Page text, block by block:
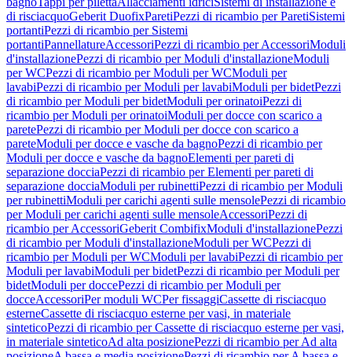
di risciacquoGeberit DuofixParetiPezzi di ricambio per ParetiSistemi
portantiPezzi di ricambio per Sistemi
portantiPannellatureAccessoriPezzi di ricambio per AccessoriModuli
d'installazionePezzi di ricambio per Moduli d'installazioneModuli
per WCPezzi di ricambio per Moduli per WCModuli per
lavabiPezzi di ricambio per Moduli per lavabiModuli per bidetPezzi
di ricambio per Moduli per bidetModuli per orinatoiPezzi di
ricambio per Moduli per orinatoiModuli per docce con scarico a
paretePezzi di ricambio per Moduli per docce con scarico a
pareteModuli per docce e vasche da bagnoPezzi di ricambio per
Moduli per docce e vasche da bagnoElementi per pareti di
separazione docciaPezzi di ricambio per Elementi per pareti di
separazione docciaModuli per rubinettiPezzi di ricambio per Moduli
per rubinettiModuli per carichi agenti sulle mensolePezzi di ricambio
per Moduli per carichi agenti sulle mensoleAccessoriPezzi di
ricambio per AccessoriGeberit CombifixModuli d'installazionePezzi
di ricambio per Moduli d'installazioneModuli per WCPezzi di
ricambio per Moduli per WCModuli per lavabiPezzi di ricambio per
Moduli per lavabiModuli per bidetPezzi di ricambio per Moduli per
bidetModuli per doccePezzi di ricambio per Moduli per
docceAccessoriPer moduli WCPer fissaggiCassette di risciacquo
esterneCassette di risciacquo esterne per vasi, in materiale
sinteticoPezzi di ricambio per Cassette di risciacquo esterne per vasi,
in materiale sinteticoAd alta posizionePezzi di ricambio per Ad alta